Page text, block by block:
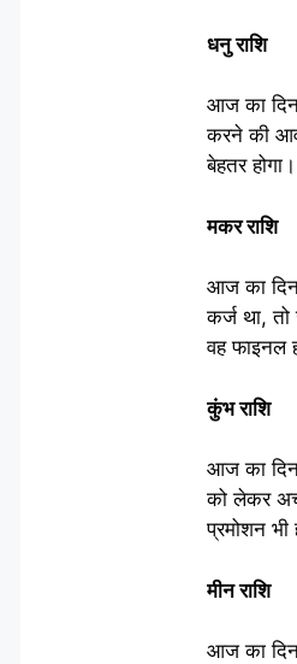
धनु राशि
आज का
करने की
बेहतर
मकर राशि
आज का
कर्ज था,
वह फाइनल
कुंभ राशि
आज का दिन
को लेकर
प्रमोशन भी
मीन राशि
आज का